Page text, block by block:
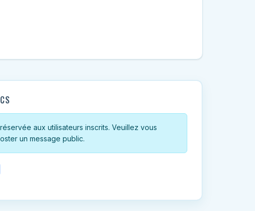
aux utilisateurs inscrits. Veuillez vous
un message public.